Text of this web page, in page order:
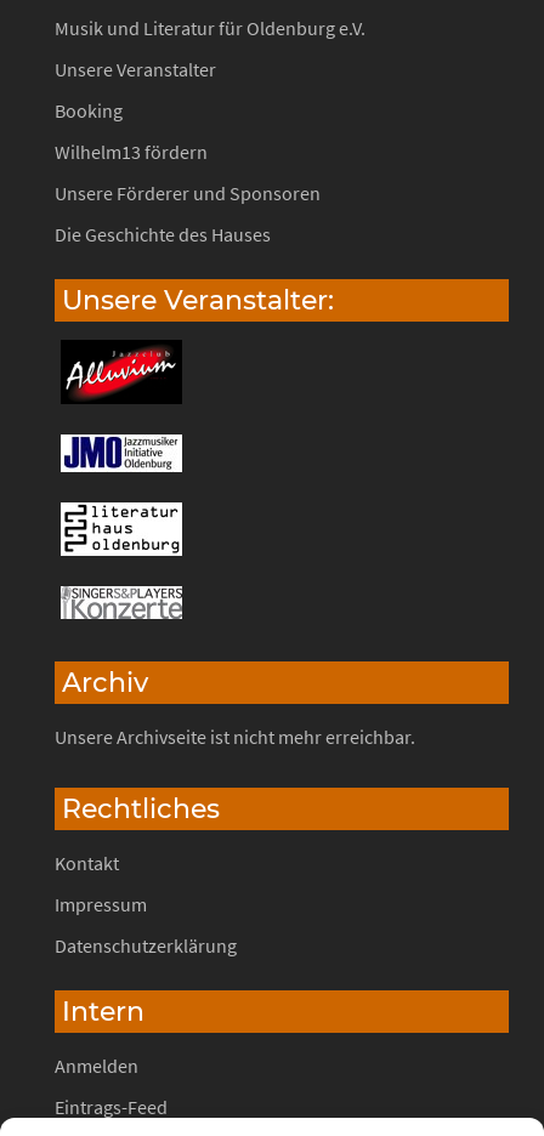
Musik und Literatur für Oldenburg e.V.
Unsere Veranstalter
Booking
Wilhelm13 fördern
Unsere Förderer und Sponsoren
Die Geschichte des Hauses
Unsere Veranstalter:
Archiv
Unsere Archivseite ist nicht mehr erreichbar.
Rechtliches
Kontakt
Impressum
Datenschutzerklärung
Intern
Anmelden
Eintrags-Feed